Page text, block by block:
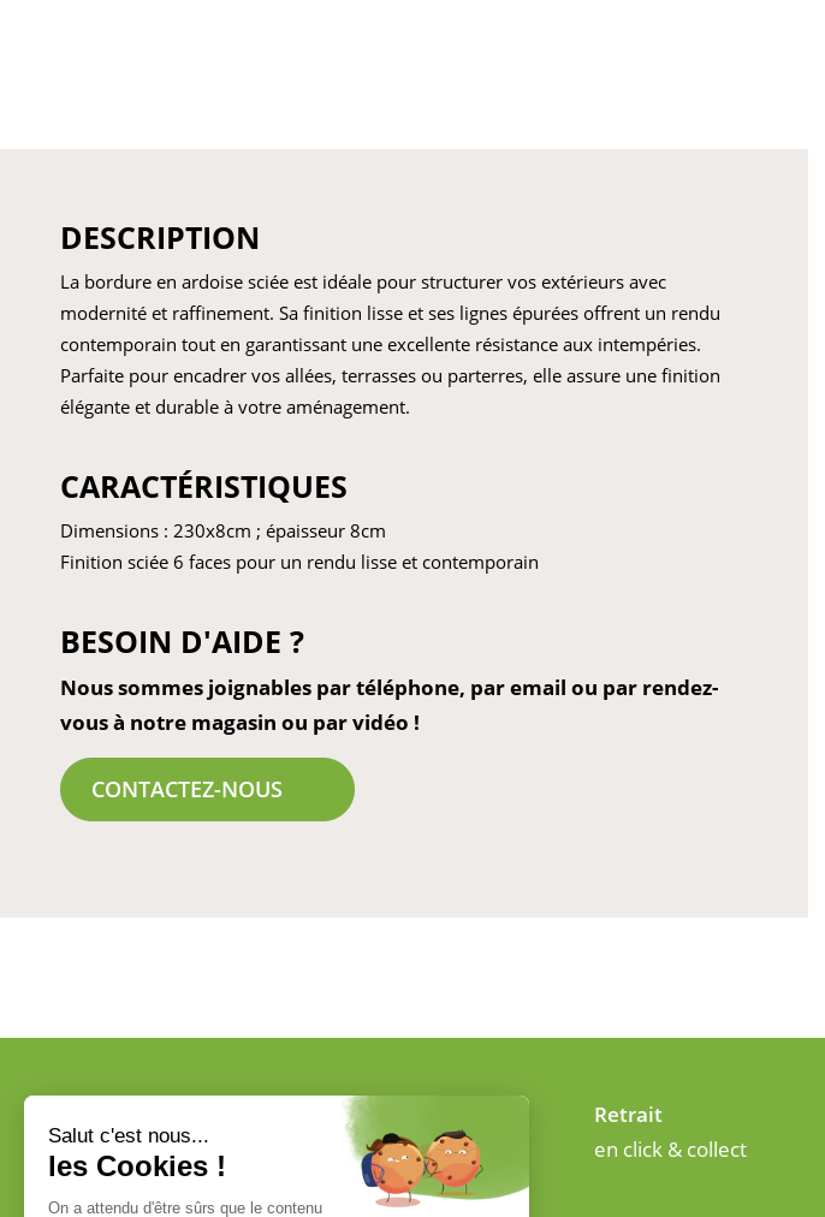
DESCRIPTION
La bordure en ardoise sciée est idéale pour structurer vos extérieurs avec
modernité et raffinement. Sa finition lisse et ses lignes épurées offrent un rendu
contemporain tout en garantissant une excellente résistance aux intempéries.
Parfaite pour encadrer vos allées, terrasses ou parterres, elle assure une finition
élégante et durable à votre aménagement.
CARACTÉRISTIQUES
Dimensions : 230x8cm ; épaisseur 8cm
Finition sciée 6 faces pour un rendu lisse et contemporain
BESOIN D'AIDE ?
Nous sommes joignables par téléphone, par email ou par rendez-
vous à notre magasin ou par vidéo !
CONTACTEZ-NOUS
Livraison à domicile
en France métropolitaine
Retrait
en click & collect